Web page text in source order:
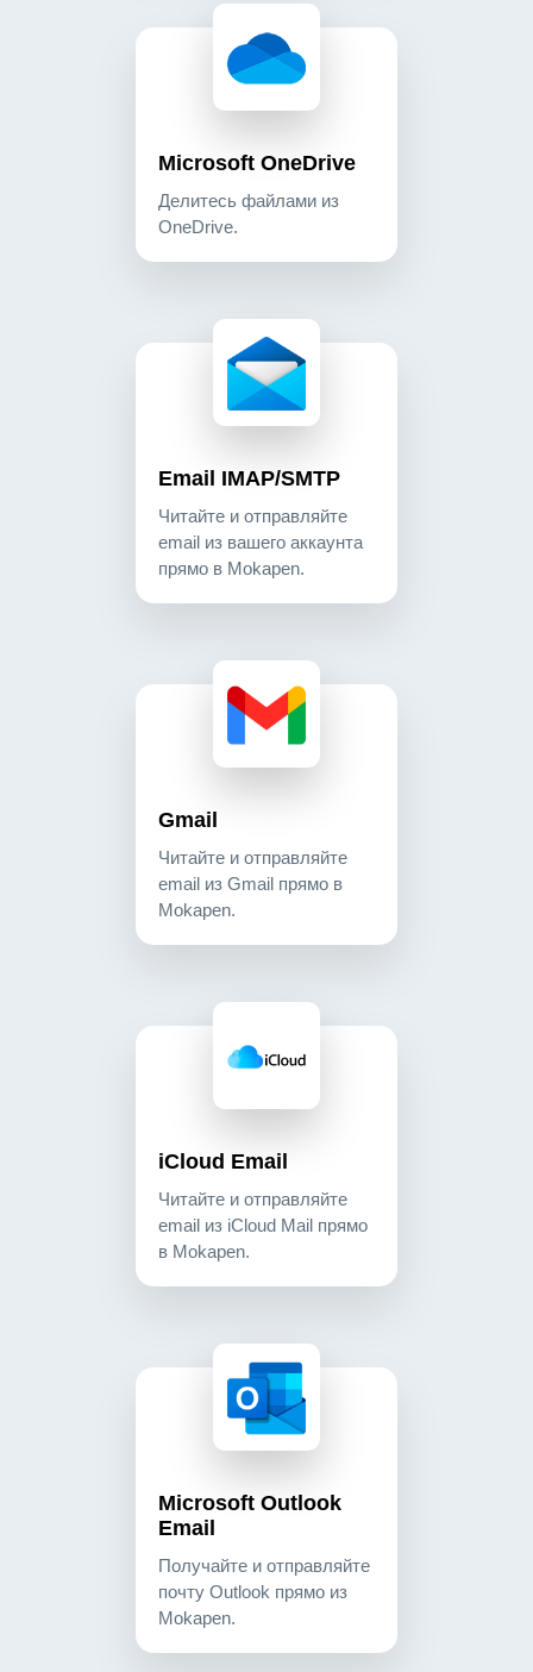
microsoft onedrive делитесь файлами из
cloud_storage
Microsoft OneDrive
Делитесь файлами из
OneDrive.
email imap/smtp читайте и отправляйте email
communication
Email IMAP/SMTP
Читайте и отправляйте
email из вашего аккаунта
прямо в Mokapen.
gmail читайте и отправляйте email из gmail
communication
Gmail
Читайте и отправляйте
email из Gmail прямо в
Mokapen.
icloud email читайте и отправляйте email из
communication
iCloud Email
Читайте и отправляйте
email из iCloud Mail прямо
в Mokapen.
microsoft outlook email получайте и
communication
Microsoft Outlook
Email
Получайте и отправляйте
почту Outlook прямо из
Mokapen.